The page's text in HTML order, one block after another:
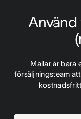
Använd
Mallar är bara
försäljningsteam